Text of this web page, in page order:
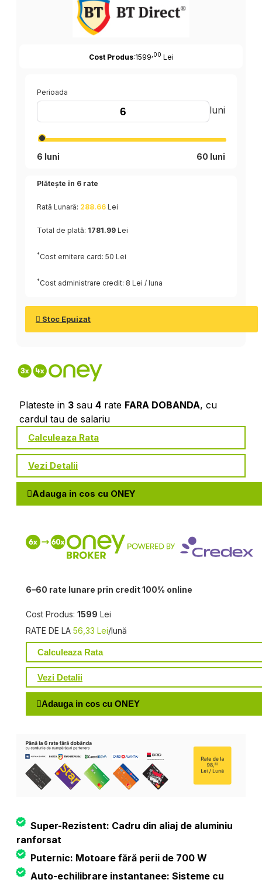
Cost Produs:1599 ,00 Lei
Perioada
luni
6 luni 60 luni
Plătește în 6 rate
Rată Lunară: 288.66 Lei
Total de plată: 1781.99 Lei
* Cost emitere card: 50 Lei
* Cost administrare credit: 8 Lei / luna
Stoc Epuizat
Plateste in 3 sau 4 rate FARA DOBANDA, cu
cardul tau de salariu
Calculeaza Rata
Vezi Detalii
Adauga in cos cu ONEY
6–60 rate lunare prin credit 100% online
Cost Produs: 1599 Lei
RATE DE LA 56,33 Lei/lună
Calculeaza Rata
Vezi Detalii
Adauga in cos cu ONEY
Super-Rezistent: Cadru din aliaj de aluminiu
ranforsat
Puternic: Motoare fără perii de 700 W
Auto-echilibrare instantanee: Sisteme cu